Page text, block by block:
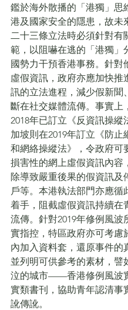
鑑於海外散播的「港獨」思
港及國家安全的隱患，故未
二十三條立法時必須針對有
範，以阻嚇在逃的「港獨」
國勢力干預香港事務。針對
虛假資訊，政府亦應加快推
訊的立法進程，減少假新聞
斷在社交媒體流傳。事實上
2018年已訂立《反資訊操縱
加坡則在2019年訂立《防止
和網絡操縱法》，令政府可
損害性的網上虛假資訊內容
除導致嚴重後果的假資訊及
戶等。本港執法部門亦應循
着手，阻截虛假資訊持續在
流傳。針對2019年修例風波
實指控，特區政府亦可考慮
內加入資料套，還原事件的
並列明可供參考的素材，譬
泣的城市——香港修例風波
實類書刊，協助青年認清事
訛傳訛。